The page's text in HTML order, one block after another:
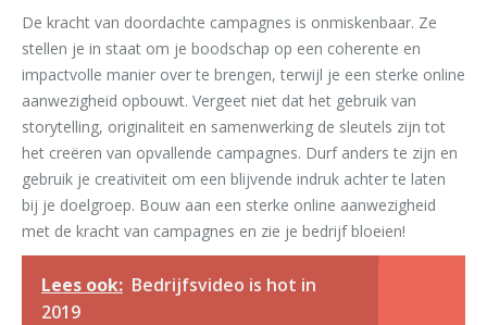
De kracht van doordachte campagnes is onmiskenbaar. Ze
stellen je in staat om je boodschap op een coherente en
impactvolle manier over te brengen, terwijl je een sterke online
aanwezigheid opbouwt. Vergeet niet dat het gebruik van
storytelling, originaliteit en samenwerking de sleutels zijn tot
het creëren van opvallende campagnes. Durf anders te zijn en
gebruik je creativiteit om een blijvende indruk achter te laten
bij je doelgroep. Bouw aan een sterke online aanwezigheid
met de kracht van campagnes en zie je bedrijf bloeien!
Lees ook: Bedrijfsvideo is hot in
2019